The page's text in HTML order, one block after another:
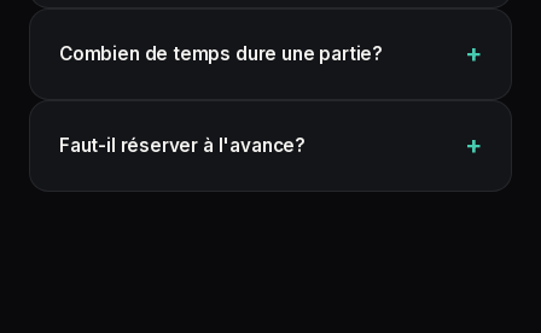
Combien de temps dure une partie?
Faut-il réserver à l'avance?